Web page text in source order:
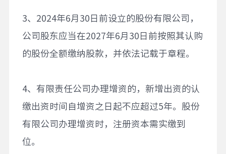
3、2024年6月30日前设立的股份有限公司，
公司股东应当在2027年6月30日前按照其认购
的股份全额缴纳股款，并依法记载于章程。
4、有限责任公司办理增资的，新增出资的认
缴出资时间自增资之日起不应超过5年。股份
有限公司办理增资时，注册资本需实缴到
位。